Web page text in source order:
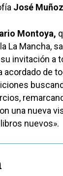
José
Montoya,
La Mancha,
invitación a
de
una nueva
nuevos».